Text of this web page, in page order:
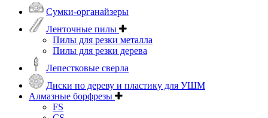
Сумки-органайзеры
Ленточные пилы
Пилы для резки металла
Пилы для резки дерева
Лепестковые сверла
Диски по дереву и пластику для УШМ
Алмазные борфрезы
FS